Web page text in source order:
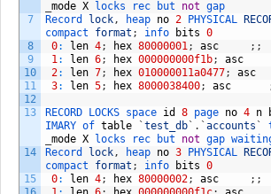
7
8
9
10
11
12
13
14
15
mode X locks rec but not gap
Record
lock, heap no 2 PHYSICAL
compact format ; info bits 0
0: len 4; hex 80000001; asc ; ;
1: len 6; hex 000000000f1b; asc
2: len 7; hex 010000011a0477; asc
3: len 5; hex 8000038400; asc
RECORD LOCKS space id 8 page no 4 n
IMARY of table `test_db ` . `accounts `
mode X locks rec but not gap
Record
lock, heap no 3 PHYSICAL
compact format ; info bits 0
0: len 4; hex 80000002; asc ; ;